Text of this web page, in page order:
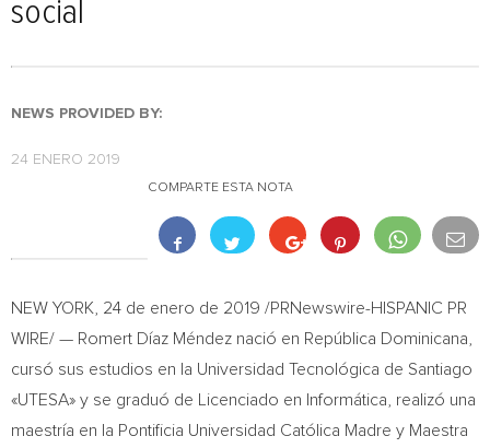
social
NEWS PROVIDED BY:
24 ENERO 2019
COMPARTE ESTA NOTA
NEW YORK , 24 de enero de 2019 /PRNewswire-HISPANIC PR
WIRE/ — Romert Díaz Méndez nació en República Dominicana,
cursó sus estudios en la Universidad Tecnológica de Santiago
«UTESA» y se graduó de Licenciado en Informática, realizó una
maestría en la Pontificia Universidad Católica Madre y Maestra